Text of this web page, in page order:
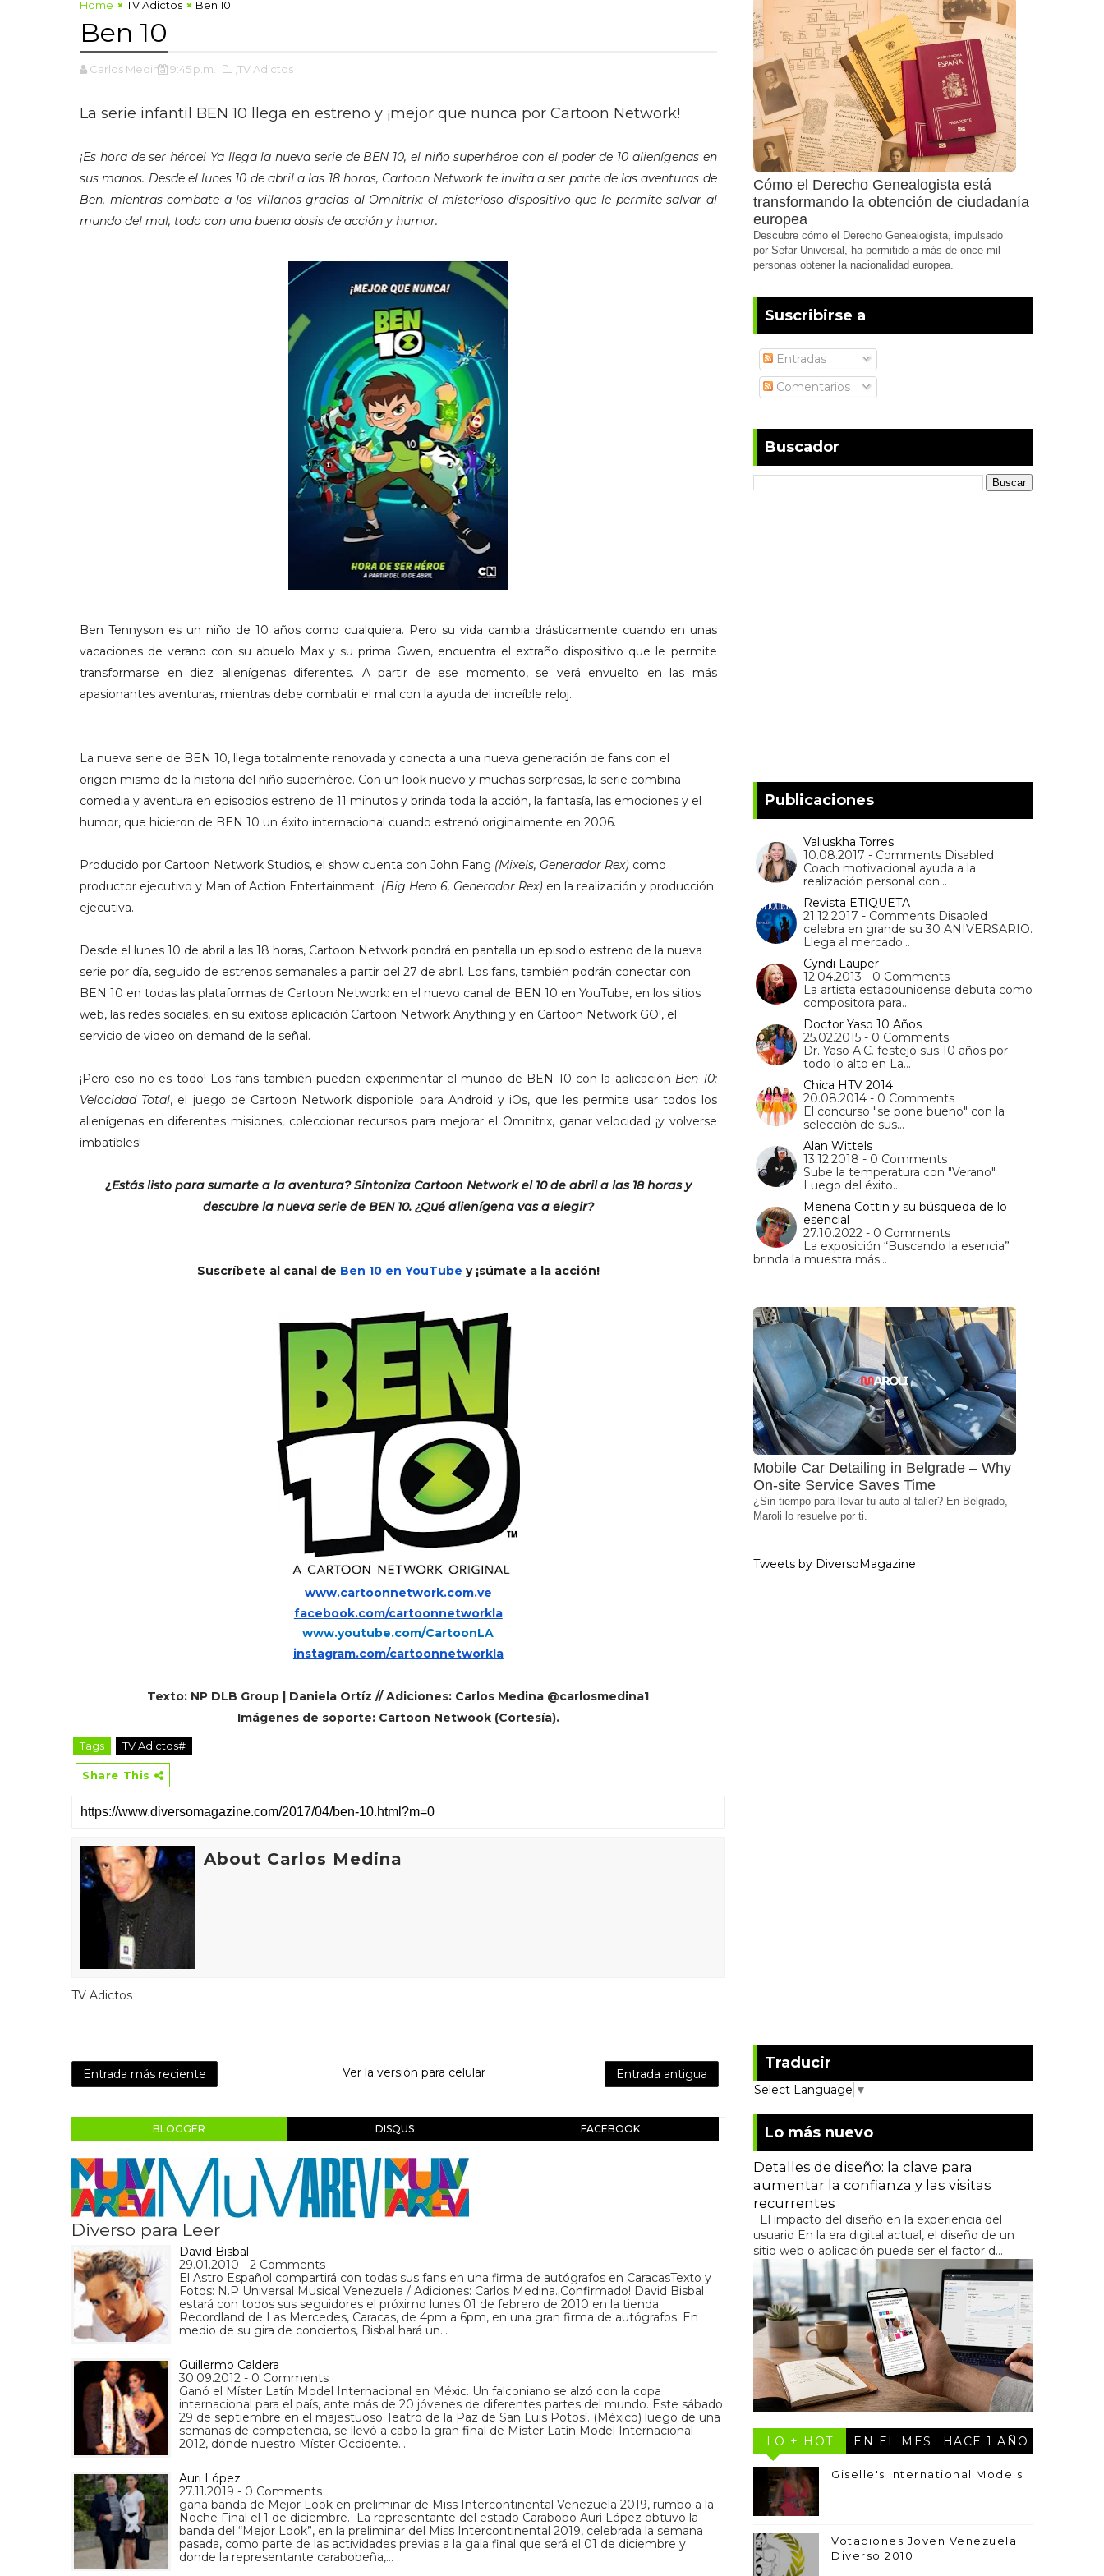
Home TV Adictos Ben 10
Ben 10
Carlos Medina 9:45 p.m. ,TV Adictos
La serie infantil BEN 10 llega en estreno y ¡mejor que nunca por Cartoon Network!
¡Es hora de ser héroe! Ya llega la nueva serie de BEN 10, el niño superhéroe con el poder de 10 alienígenas en
sus manos. Desde el lunes 10 de abril a las 18 horas, Cartoon Network te invita a ser parte de las aventuras de
Ben, mientras combate a los villanos gracias al Omnitrix: el misterioso dispositivo que le permite salvar al
mundo del mal, todo con una buena dosis de acción y humor.
Ben Tennyson es un niño de 10 años como cualquiera. Pero su vida cambia drásticamente cuando en unas
vacaciones de verano con su abuelo Max y su prima Gwen, encuentra el extraño dispositivo que le permite
transformarse en diez alienígenas diferentes. A partir de ese momento, se verá envuelto en las más
apasionantes aventuras, mientras debe combatir el mal con la ayuda del increíble reloj.
La nueva serie de BEN 10, llega totalmente renovada y conecta a una nueva generación de fans con el
origen mismo de la historia del niño superhéroe. Con un look nuevo y muchas sorpresas, la serie combina
comedia y aventura en episodios estreno de 11 minutos y brinda toda la acción, la fantasía, las emociones y el
humor, que hicieron de BEN 10 un éxito internacional cuando estrenó originalmente en 2006.
Producido por Cartoon Network Studios, el show cuenta con John Fang (Mixels, Generador Rex) como
productor ejecutivo y Man of Action Entertainment (Big Hero 6, Generador Rex) en la realización y producción
ejecutiva.
Desde el lunes 10 de abril a las 18 horas, Cartoon Network pondrá en pantalla un episodio estreno de la nueva
serie por día, seguido de estrenos semanales a partir del 27 de abril. Los fans, también podrán conectar con
BEN 10 en todas las plataformas de Cartoon Network: en el nuevo canal de BEN 10 en YouTube, en los sitios
web, las redes sociales, en su exitosa aplicación Cartoon Network Anything y en Cartoon Network GO!, el
servicio de video on demand de la señal.
¡Pero eso no es todo! Los fans también pueden experimentar el mundo de BEN 10 con la aplicación Ben 10:
Velocidad Total, el juego de Cartoon Network disponible para Android y iOs, que les permite usar todos los
alienígenas en diferentes misiones, coleccionar recursos para mejorar el Omnitrix, ganar velocidad ¡y volverse
imbatibles!
¿Estás listo para sumarte a la aventura?Sintoniza Cartoon Network el 10 de abril a las 18 horas y
descubre la nueva serie de BEN 10. ¿Qué alienígena vas a elegir?
Suscríbete al canal de Ben 10 en YouTube y ¡súmate a la acción!
www.cartoonnetwork.com.ve
facebook.com/cartoonnetworkla
www.youtube.com/CartoonLA
instagram.com/cartoonnetworkla
Texto: NP DLB Group | Daniela Ortíz // Adiciones: Carlos Medina @carlosmedina1
Imágenes de soporte: Cartoon Netwook (Cortesía).
Tags TV Adictos#
Share This
About Carlos Medina
TV Adictos
Entrada más reciente Entrada antigua
Ver la versión para celular
BLOGGER DISQUS FACEBOOK
Diverso para Leer
David Bisbal
29.01.2010 - 2 Comments
El Astro Español compartirá con todas sus fans en una firma de autógrafos en CaracasTexto y
Fotos: N.P Universal Musical Venezuela / Adiciones: Carlos Medina.¡Confirmado! David Bisbal
estará con todos sus seguidores el próximo lunes 01 de febrero de 2010 en la tienda
Recordland de Las Mercedes, Caracas, de 4pm a 6pm, en una gran firma de autógrafos. En
medio de su gira de conciertos, Bisbal hará un…
Guillermo Caldera
30.09.2012 - 0 Comments
Ganó el Míster Latín Model Internacional en Méxic. Un falconiano se alzó con la copa
internacional para el país, ante más de 20 jóvenes de diferentes partes del mundo. Este sábado
29 de septiembre en el majestuoso Teatro de la Paz de San Luis Potosí. (México) luego de una
semanas de competencia, se llevó a cabo la gran final de Míster Latín Model Internacional
2012, dónde nuestro Míster Occidente…
Auri López
27.11.2019 - 0 Comments
gana banda de Mejor Look en preliminar de Miss Intercontinental Venezuela 2019, rumbo a la
Noche Final el 1 de diciembre. La representante del estado Carabobo Auri López obtuvo la
banda del “Mejor Look”, en la preliminar del Miss Intercontinental 2019, celebrada la semana
pasada, como parte de las actividades previas a la gala final que será el 01 de diciembre y
donde la representante carabobeña,…
Cómo el Derecho Genealogista está
transformando la obtención de ciudadanía
europea
Descubre cómo el Derecho Genealogista, impulsado
por Sefar Universal, ha permitido a más de once mil
personas obtener la nacionalidad europea.
Suscribirse a
Entradas
Comentarios
Buscador
Publicaciones
Valiuskha Torres
10.08.2017 - Comments Disabled
Coach motivacional ayuda a la
realización personal con…
Revista ETIQUETA
21.12.2017 - Comments Disabled
celebra en grande su 30 ANIVERSARIO.
Llega al mercado…
Cyndi Lauper
12.04.2013 - 0 Comments
La artista estadounidense debuta como
compositora para…
Doctor Yaso 10 Años
25.02.2015 - 0 Comments
Dr. Yaso A.C. festejó sus 10 años por
todo lo alto en La…
Chica HTV 2014
20.08.2014 - 0 Comments
El concurso "se pone bueno" con la
selección de sus…
Alan Wittels
13.12.2018 - 0 Comments
Sube la temperatura con "Verano".
Luego del éxito…
Menena Cottin y su búsqueda de lo
esencial
27.10.2022 - 0 Comments
La exposición “Buscando la esencia”
brinda la muestra más…
Mobile Car Detailing in Belgrade – Why
On-site Service Saves Time
¿Sin tiempo para llevar tu auto al taller? En Belgrado,
Maroli lo resuelve por ti.
Tweets by DiversoMagazine
Traducir
Select Language ▼
Lo más nuevo
Detalles de diseño: la clave para
aumentar la confianza y las visitas
recurrentes
El impacto del diseño en la experiencia del
usuario En la era digital actual, el diseño de un
sitio web o aplicación puede ser el factor d...
LO + HOT EN EL MES HACE 1 AÑO
Giselle's International Models
Votaciones Joven Venezuela
Diverso 2010